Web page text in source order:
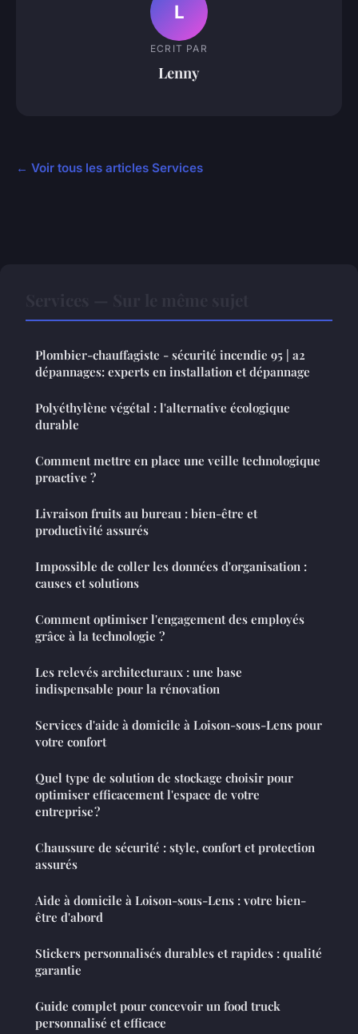
L
ECRIT PAR
Lenny
← Voir tous les articles Services
Plombier-chauffagiste - sécurité incendie 95 | a2
dépannages: experts en installation et dépannage
Polyéthylène végétal : l'alternative écologique
durable
Comment mettre en place une veille technologique
proactive ?
Livraison fruits au bureau : bien-être et
productivité assurés
Impossible de coller les données d'organisation :
causes et solutions
Comment optimiser l'engagement des employés
grâce à la technologie ?
Les relevés architecturaux : une base
indispensable pour la rénovation
Services d'aide à domicile à Loison-sous-Lens pour
votre confort
Quel type de solution de stockage choisir pour
optimiser efficacement l'espace de votre
entreprise ?
Chaussure de sécurité : style, confort et protection
assurés
Aide à domicile à Loison-sous-Lens : votre bien-
être d'abord
Stickers personnalisés durables et rapides : qualité
garantie
Guide complet pour concevoir un food truck
personnalisé et efficace